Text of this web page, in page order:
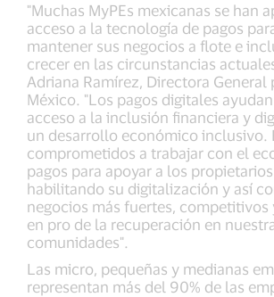
"Muchas MyPEs mexicanas se han
acceso a la tecnología de pagos
mantener sus negocios a flote e
crecer en las circunstancias
Adriana Ramírez, Directora General
México. "Los pagos digitales
acceso a la inclusión financiera y
un desarrollo económico inclusivo.
comprometidos a trabajar con el
pagos para apoyar a los
habilitando su digitalización y así
negocios más fuertes, competitivos
en pro de la recuperación en
comunidades".
Las micro, pequeñas y medianas
representan más del 90% de las